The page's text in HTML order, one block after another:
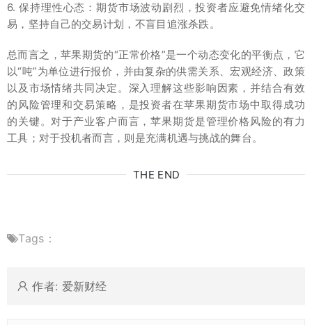
6. 保持理性心态：期货市场波动剧烈，投资者应避免情绪化交
易，坚持自己的交易计划，不盲目追涨杀跌。
总而言之，苹果期货的“正常价格”是一个动态变化的平衡点，它
以“吨”为单位进行报价，并由复杂的供需关系、宏观经济、政策
以及市场情绪共同决定。深入理解这些影响因素，并结合有效
的风险管理和交易策略，是投资者在苹果期货市场中取得成功
的关键。对于产业客户而言，苹果期货是管理价格风险的有力
工具；对于投机者而言，则是充满机遇与挑战的舞台。
THE END
Tags：
作者: 爱新财经